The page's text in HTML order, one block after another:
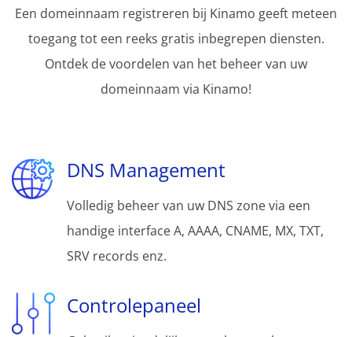
Een domeinnaam registreren bij Kinamo geeft meteen
toegang tot een reeks gratis inbegrepen diensten.
Ontdek de voordelen van het beheer van uw
domeinnaam via Kinamo!
DNS Management
Volledig beheer van uw DNS zone via een
handige interface A, AAAA, CNAME, MX, TXT,
SRV records enz.
Controlepaneel